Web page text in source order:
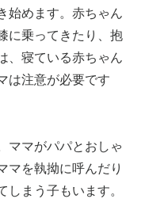
始めます。赤ちゃん
に乗ってきたり、抱
、寝ている赤ちゃん
は注意が必要です
ママがパパとおしゃ
マを執拗に呼んだり
しまう子もいます。